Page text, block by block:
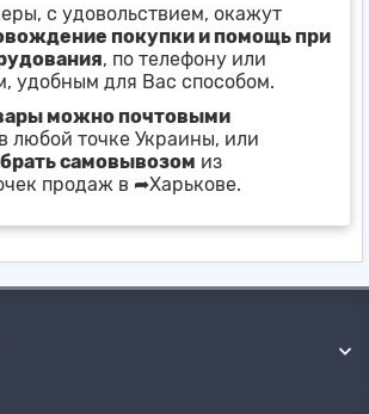
с удовольствием, окажут
покупки и помощь при
, по телефону или
удобным для Вас способом.
можно почтовыми
любой точке Украины, или
самовывозом из
продаж в ➦Харькове.